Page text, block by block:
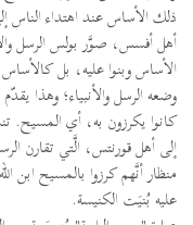
ذلك الأساس عند اهتداء الناس
أهل أفسس، صوَّر بولس الرسل
الأساس وبنوا عليه، بل
وضعه الرسل والأنبياء؛ وهذا
كانوا يكرزون به، أي المسيح.
منظار أنَّهم كرزوا بالمسيح ابن
عليه بُنيَت الكنيسة.